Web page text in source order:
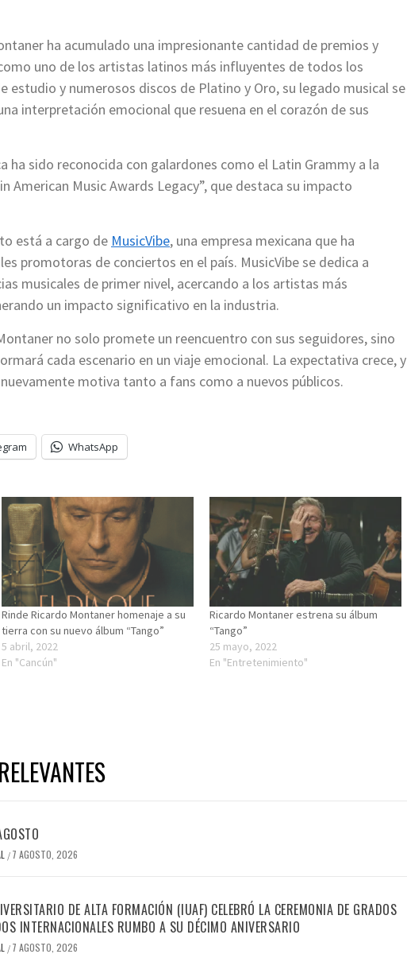
ha acumulado una impresionante cantidad de premios y
uno de los artistas latinos más influyentes de todos los
estudio y numerosos discos de Platino y Oro, su legado musical se
interpretación emocional que resuena en el corazón de sus
ha sido reconocida con galardones como el Latin Grammy a la
American Music Awards Legacy”, que destaca su impacto
está a cargo de MusicVibe, una empresa mexicana que ha
promotoras de conciertos en el país. MusicVibe se dedica a
musicales de primer nivel, acercando a los artistas más
un impacto significativo en la industria.
no solo promete un reencuentro con sus seguidores, sino
cada escenario en un viaje emocional. La expectativa crece, y
motiva tanto a fans como a nuevos públicos.
WhatsApp
Rinde Ricardo Montaner homenaje a su
tierra con su nuevo álbum “Tango”
5 abril, 2022
En "Cancún"
Ricardo Montaner estrena su álbum
“Tango”
25 mayo, 2022
En "Entretenimiento"
/ 7 AGOSTO, 2026
DE ALTA FORMACIÓN (IUAF) CELEBRÓ LA CEREMONIA DE GRADOS
INTERNACIONALES RUMBO A SU DÉCIMO ANIVERSARIO
/ 7 AGOSTO, 2026